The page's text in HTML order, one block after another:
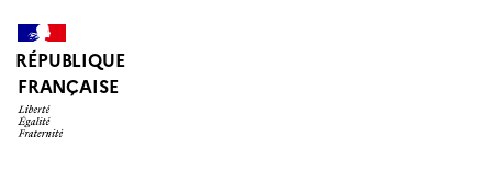
RÉPUBLIQUE
FRANÇAISE